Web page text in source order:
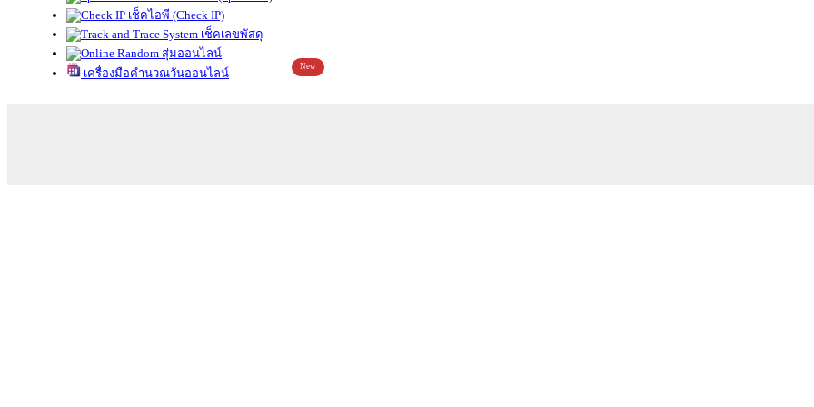
เช็คไอพี (Check IP)
เช็คเลขพัสดุ
สุ่มออนไลน์
เครื่องมือคำนวณวันออนไลน์
New